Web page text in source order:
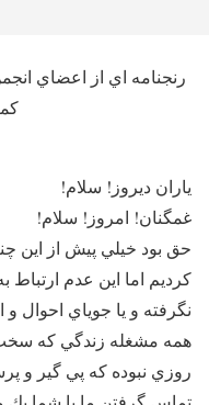
رنجنامه اي از اعضاي
ياران ديروز! سلام!
غمگنان! امروز! سلام!
حق بود خيلي پيش از اين
كرديم اما اين عدم
نگرفته و يا جوياي احوال و
همه مشغله زندگي كه
روزي نبوده كه پي گير و